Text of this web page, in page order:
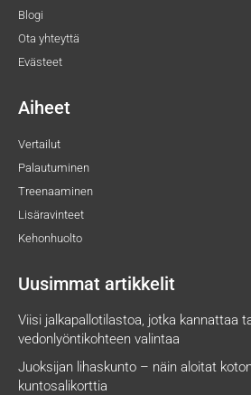
Blogi
Ota yhteyttä
Evästeet
Aiheet
Vertailut
Palautuminen
Treenaaminen
Lisäravinteet
Kehonhuolto
Uusimmat artikkelit
Viisi jalkapallotilastoa, jotka kannattaa
vedonlyöntikohteen valintaa
Juoksijan lihaskunto – näin aloitat
kuntosalikorttia